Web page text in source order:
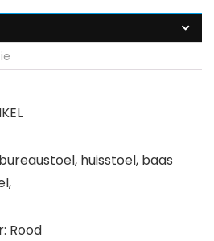
huisstoel, baas
Rood